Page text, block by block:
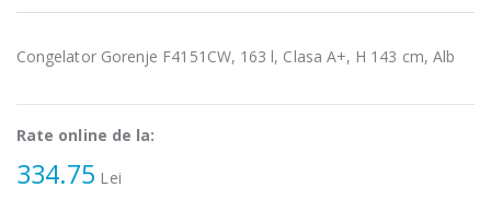
Congelator Gorenje F4151CW, 163 l, Clasa A+, H 143 cm, Alb
Rate online de la:
334.75 Lei
-33%
-25%
Fierbator
electric cu filtru
...
-33%